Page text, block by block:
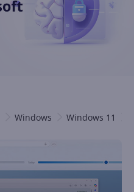
Windows Windows 11